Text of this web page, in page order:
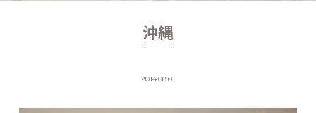
沖縄
2014.08.01